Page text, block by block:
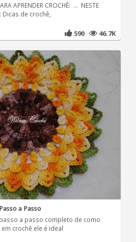
APRENDER CROCHÊ: ... NESTE
Dicas de crochê,
590 46.7K
a Passo
a passo completo de como
crochê ele é ideal